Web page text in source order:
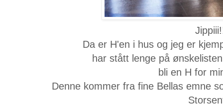
Da er H'en i hus og jeg er
har stått lenge på
bli en H for
Denne kommer fra fine Bellas emne